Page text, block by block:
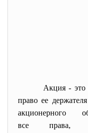
Акция - это
право ее
акционерного
все права,